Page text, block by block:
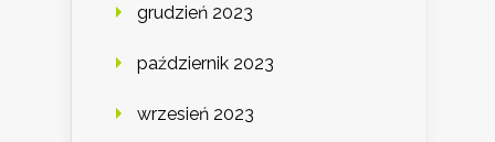
grudzień 2023
październik 2023
wrzesień 2023